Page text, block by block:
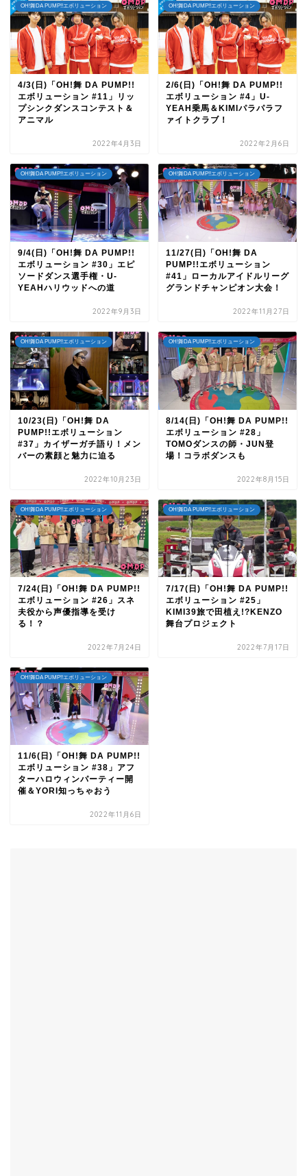
OH!舞DA PUMP!!エボリューション
4/3(日)「OH!舞 DA PUMP!!
エボリューション #11」リッ
プシンクダンスコンテスト＆
アニマル
2022年4月3日
OH!舞DA PUMP!!エボリューション
2/6(日)「OH!舞 DA PUMP!!
エボリューション #4」U-
YEAH乗馬＆KIMIパラパラフ
ァイトクラブ！
2022年2月6日
OH!舞DA PUMP!!エボリューション
9/4(日)「OH!舞 DA PUMP!!
エボリューション #30」エピ
ソードダンス選手権・U-
YEAHハリウッドへの道
2022年9月3日
OH!舞DA PUMP!!エボリューション
11/27(日)「OH!舞 DA
PUMP!!エボリューション
#41」ローカルアイドルリーグ
グランドチャンピオン大会！
2022年11月27日
OH!舞DA PUMP!!エボリューション
10/23(日)「OH!舞 DA
PUMP!!エボリューション
#37」カイザーガチ語り！メン
バーの素顔と魅力に迫る
2022年10月23日
OH!舞DA PUMP!!エボリューション
8/14(日)「OH!舞 DA PUMP!!
エボリューション #28」
TOMOダンスの師・JUN登
場！コラボダンスも
2022年8月15日
OH!舞DA PUMP!!エボリューション
7/24(日)「OH!舞 DA PUMP!!
エボリューション #26」スネ
夫役から声優指導を受け
る！？
2022年7月24日
OH!舞DA PUMP!!エボリューション
7/17(日)「OH!舞 DA PUMP!!
エボリューション #25」
KIMI39旅で田植え!?KENZO
舞台プロジェクト
2022年7月17日
OH!舞DA PUMP!!エボリューション
11/6(日)「OH!舞 DA PUMP!!
エボリューション #38」アフ
ターハロウィンパーティー開
催＆YORI知っちゃおう
2022年11月6日